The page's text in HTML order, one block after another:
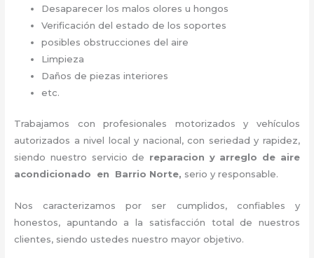
Desaparecer los malos olores u hongos
Verificación del estado de los soportes
posibles obstrucciones del aire
Limpieza
Daños de piezas interiores
etc.
Trabajamos con profesionales motorizados y vehículos
autorizados a nivel local y nacional, con seriedad y rapidez,
siendo nuestro servicio de reparacion y arreglo de aire
acondicionado en Barrio Norte, serio y responsable.
Nos caracterizamos por ser cumplidos, confiables y
honestos, apuntando a la satisfacción total de nuestros
clientes, siendo ustedes nuestro mayor objetivo.